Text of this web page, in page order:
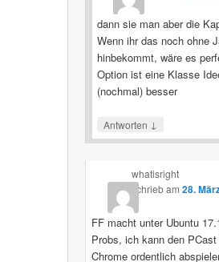
dann sie man aber die
Wenn ihr das noch ohne
hinbekommt, wäre es
Option ist eine Klasse
(nochmal) besser
Antworten ↓
whatisright
schriebam 28.
FF macht unter Ubuntu
Probs, ich kann den
Chrome ordentlich